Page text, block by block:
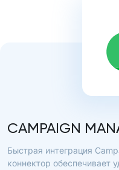
CAMPAIGN
Быстрая интеграция
коннектор обеспечивает